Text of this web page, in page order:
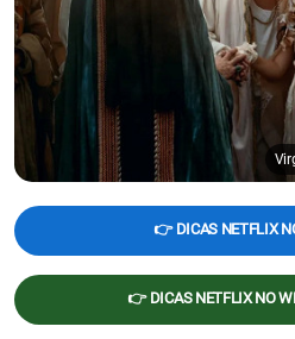
👉 DICAS NETFLIX
👉 DICAS NETFLIX NO